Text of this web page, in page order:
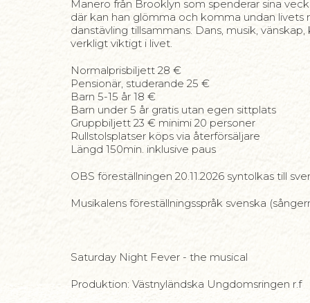
Manero från Brooklyn som spenderar sina
där kan han glömma och komma undan
danstävling tillsammans. Dans, musik,
verkligt viktigt i livet.
Normalprisbiljett 28 €
Pensionär, studerande 25 €
Barn 5-15 år 18 €
Barn under 5 år gratis utan egen sittplats
Gruppbiljett 23 € minimi 20 personer
Rullstolsplatser köps via återförsäljare
Längd 150min. inklusive paus
OBS föreställningen 20.11.2026 syntolkas till
Musikalens föreställningsspråk svenska
Saturday Night Fever - the musical
Produktion: Västnyländska Ungdomsringen r.f